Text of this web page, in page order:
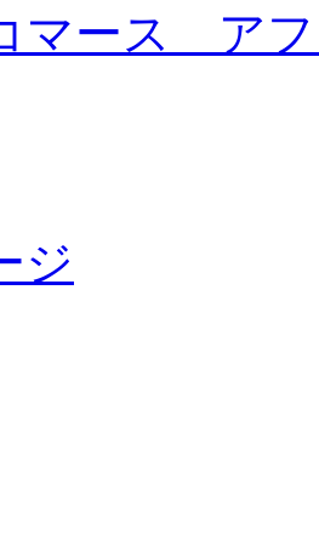
マース ア
ジ